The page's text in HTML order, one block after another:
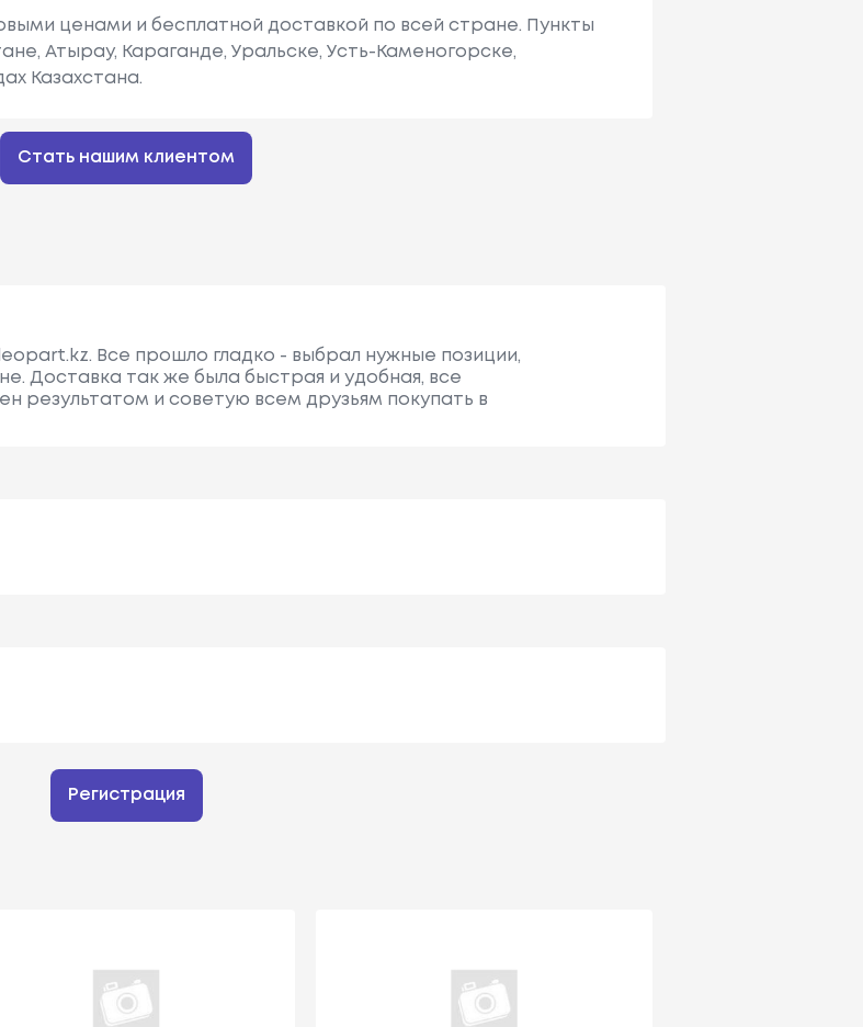
ценами и бесплатной доставкой по всей стране. Пункты
Атырау, Караганде, Уральске, Усть-Каменогорске,
Казахстана.
Стать нашим клиентом
Все прошло гладко - выбрал нужные позиции,
Доставка так же была быстрая и удобная, все
результатом и советую всем друзьям покупать в
Регистрация